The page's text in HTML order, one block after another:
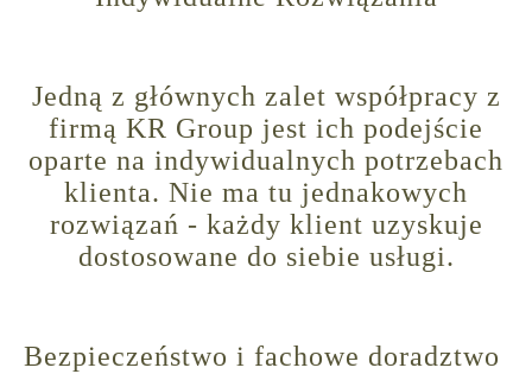
Jedną z głównych zalet współpracy z
firmą KR Group jest ich podejście
oparte na indywidualnych potrzebach
klienta. Nie ma tu jednakowych
rozwiązań - każdy klient uzyskuje
dostosowane do siebie usługi.
Bezpieczeństwo i fachowe doradztwo